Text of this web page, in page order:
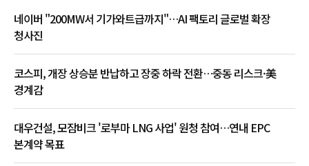
네이버 "200MW서 기가와트급까지"…AI 팩토리 글로벌 확장
청사진
코스피, 개장 상승분 반납하고 장중 하락 전환…중동 리스크·美
경계감
대우건설, 모잠비크 '로부마 LNG 사업' 원청 참여…연내 EPC
본계약 목표